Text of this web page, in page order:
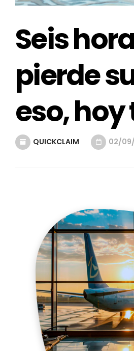
Seis
pierde
eso,
QUICKCLAIM 02/